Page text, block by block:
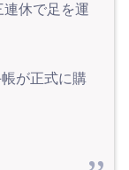
休で足を運
が正式に購